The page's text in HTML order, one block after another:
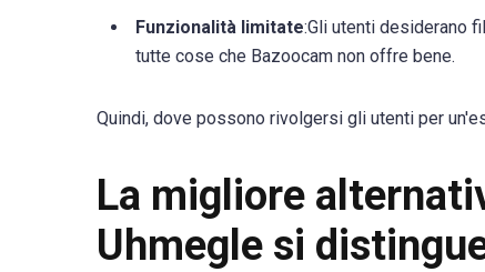
Funzionalità limitate:Gli utenti desiderano
tutte cose che Bazoocam non offre bene.
Quindi, dove possono rivolgersi gli utenti per
La migliore
Uhmegle si